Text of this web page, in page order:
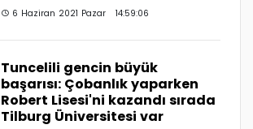
6 Haziran 2021 Pazar 14:59:06
Tuncelili gencin büyük
başarısı: Çobanlık yaparken
Robert Lisesi'ni kazandı sırada
Tilburg Üniversitesi var